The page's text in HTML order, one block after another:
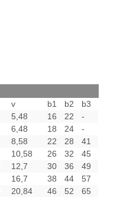
v b1 b2
b3
5,48 16 22
-
6,48 18 24
-
8,58 22 28
41
10,58 26 32
45
12,7 30 36
49
16,7 38 44
57
20,84 46 52 65